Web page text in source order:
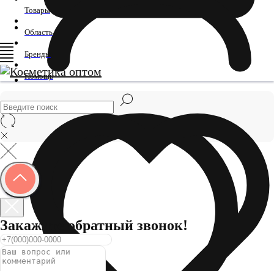
Товары
Область
Бренды
Помощь
Закажите обратный звонок!